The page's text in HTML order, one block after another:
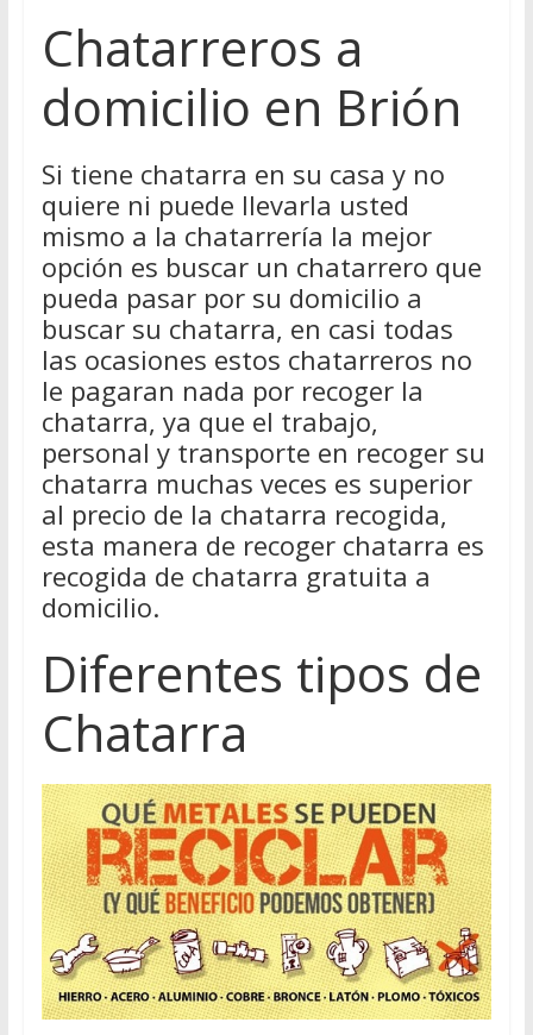
Chatarreros a
domicilio en Brión
Si tiene chatarra en su casa y no
quiere ni puede llevarla usted
mismo a la chatarrería la mejor
opción es buscar un chatarrero que
pueda pasar por su domicilio a
buscar su chatarra, en casi todas
las ocasiones estos chatarreros no
le pagaran nada por recoger la
chatarra, ya que el trabajo,
personal y transporte en recoger su
chatarra muchas veces es superior
al precio de la chatarra recogida,
esta manera de recoger chatarra es
recogida de chatarra gratuita a
domicilio.
Diferentes tipos de
Chatarra